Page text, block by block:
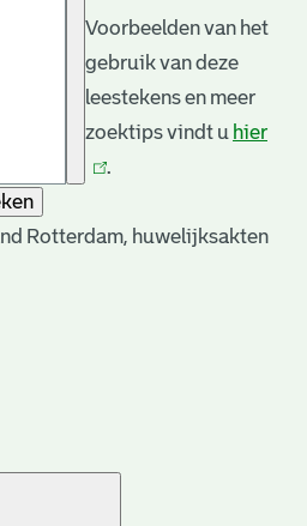
Voorbeelden van het
gebruik van deze
leestekens en meer
zoektips vindt u hier
.
Rotterdam, huwelijksakten